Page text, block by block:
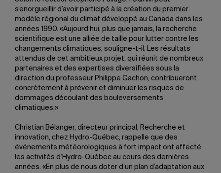
s’enorgueillir d’avoir participé à la création du premier
modèle régional du climat développé au Canada dans les
années 1990. «Aujourd’hui, plus que jamais, la recherche
scientifique est une alliée de taille pour lutter contre les
changements climatiques, souligne-t-il. Les résultats
attendus de cet ambitieux projet, qui réunit de nombreux
partenaires et des expertises diversifiées sous la
direction du professeur Philippe Gachon, contribueront
concrètement à prévenir et diminuer les risques de
dommages découlant des bouleversements
climatiques.»
Christian Bélanger, directeur principal, Recherche et
innovation, chez Hydro-Québec, rappelle que des
événements météorologiques à fort impact ont affecté
les activités d’Hydro-Québec au cours des dernières
années. «En plus de nous doter d’un plan d’adaptation aux